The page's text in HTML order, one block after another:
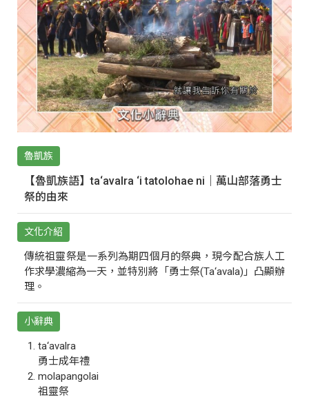
魯凱族
【魯凱族語】ta‘avalra ‘i tatolohae ni｜萬山部落勇士
祭的由來
文化介紹
傳統祖靈祭是一系列為期四個月的祭典，現今配合族人工
作求學濃縮為一天，並特別將「勇士祭(Ta‘avala)」凸顯辦
理。
小辭典
ta‘avalra
勇士成年禮
molapangolai
祖靈祭